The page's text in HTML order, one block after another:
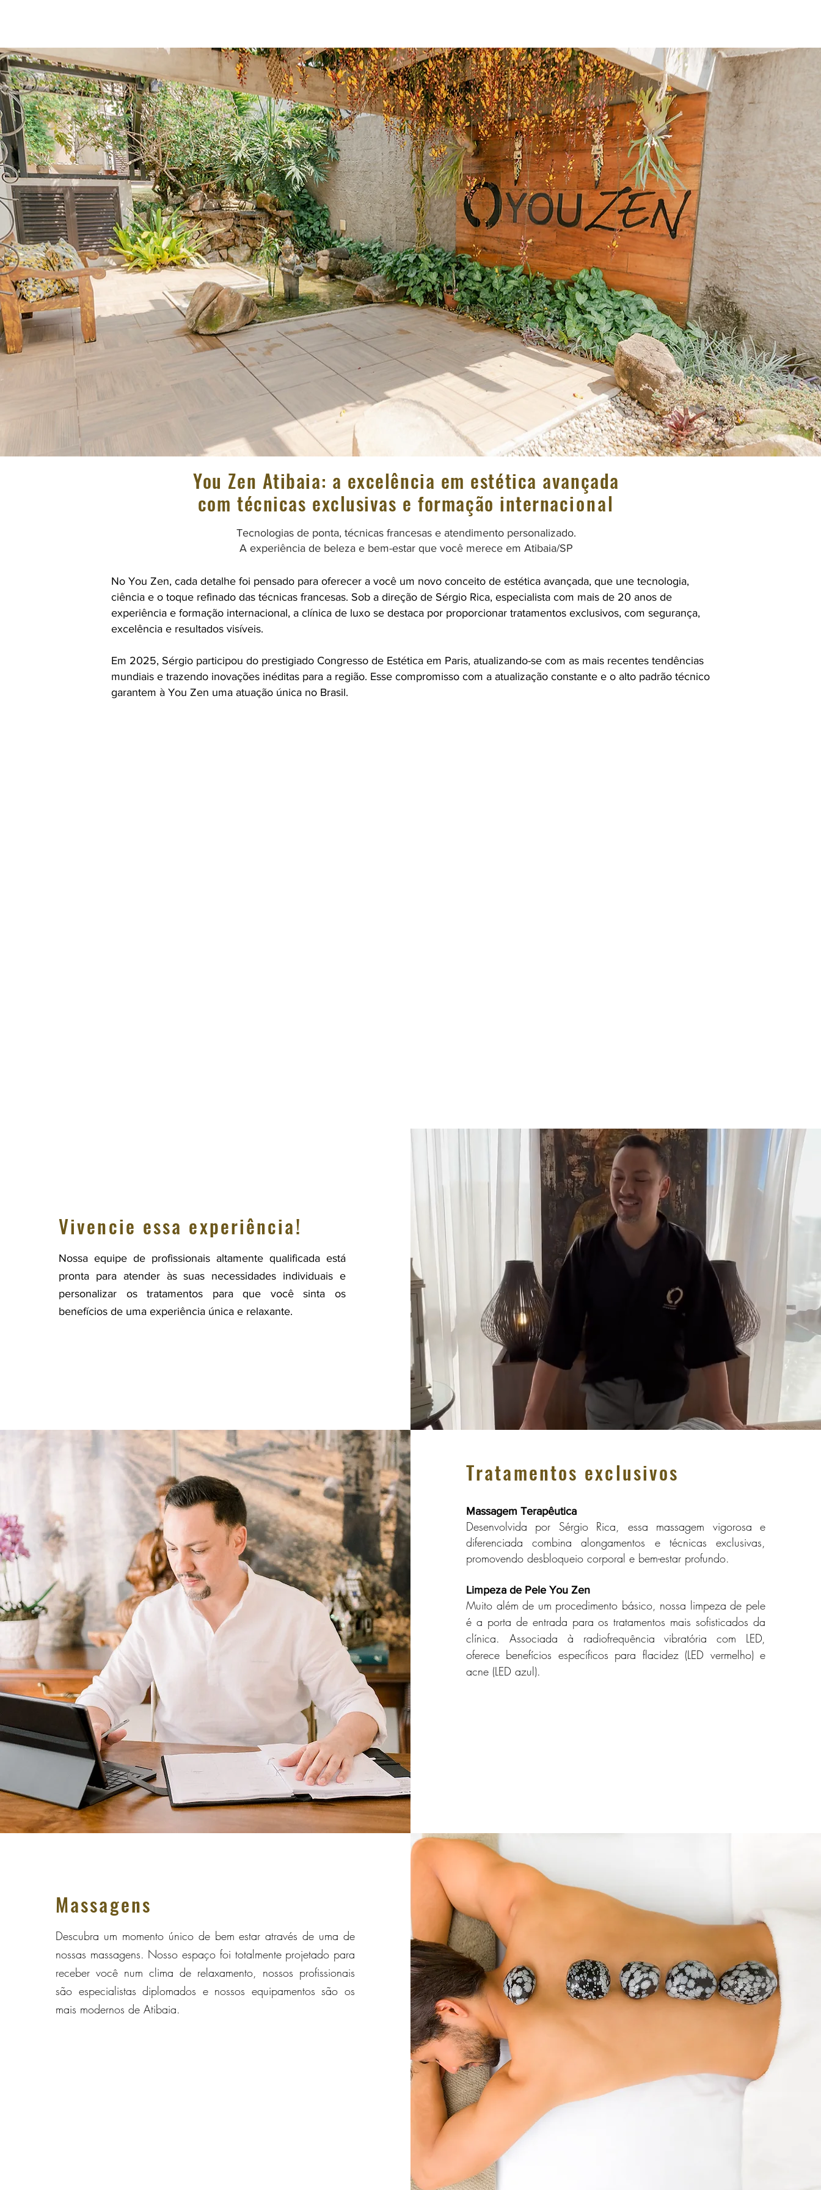
You Zen Atibaia: a excelência em estética avançada
com técnicas exclusivas e formação internacional
Tecnologias de ponta, técnicas francesas e atendimento personalizado.
A experiência de beleza e bem-estar que você merece em Atibaia/SP
No You Zen, cada detalhe foi pensado para oferecer a você um novo conceito de estética avançada, que une tecnologia,
ciência e o toque refinado das técnicas francesas. Sob a direção de Sérgio Rica, especialista com mais de 20 anos de
experiência e formação internacional, a clínica de luxo se destaca por proporcionar tratamentos exclusivos, com segurança,
excelência e resultados visíveis.
Em 2025, Sérgio participou do prestigiado Congresso de Estética em Paris, atualizando-se com as mais recentes tendências
mundiais e trazendo inovações inéditas para a região. Esse compromisso com a atualização constante e o alto padrão técnico
garantem à You Zen uma atuação única no Brasil.
Vivencie essa experiência!
Nossa equipe de profissionais altamente qualificada está
pronta para atender às suas necessidades individuais e
personalizar os tratamentos para que você sinta os
benefícios de uma experiência única e relaxante.
Tratamentos exclusivos
Massagem Terapêutica
Desenvolvida por Sérgio Rica, essa massagem vigorosa e
diferenciada combina alongamentos e técnicas exclusivas,
promovendo desbloqueio corporal e bem-estar profundo.
Limpeza de Pele You Zen
Muito além de um procedimento básico, nossa limpeza de pele
é a porta de entrada para os tratamentos mais sofisticados da
clínica. Associada à radiofrequência vibratória com LED,
oferece benefícios específicos para flacidez (LED vermelho) e
acne (LED azul).
Massagens
Descubra um momento único de bem estar através de uma de
nossas massagens. Nosso espaço foi totalmente projetado para
receber você num clima de relaxamento, nossos profissionais
são especialistas diplomados e nossos equipamentos são os
mais modernos de Atibaia.